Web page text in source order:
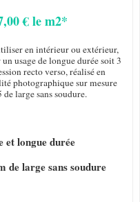
€ le m2*
en intérieur ou extérieur,
usage de longue durée soit 3
recto verso, réalisé en
photographique sur mesure
large sans soudure.
et longue durée
de large sans soudure